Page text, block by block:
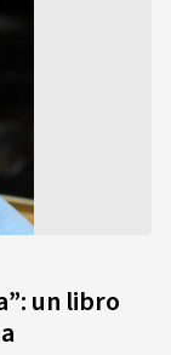
un libro